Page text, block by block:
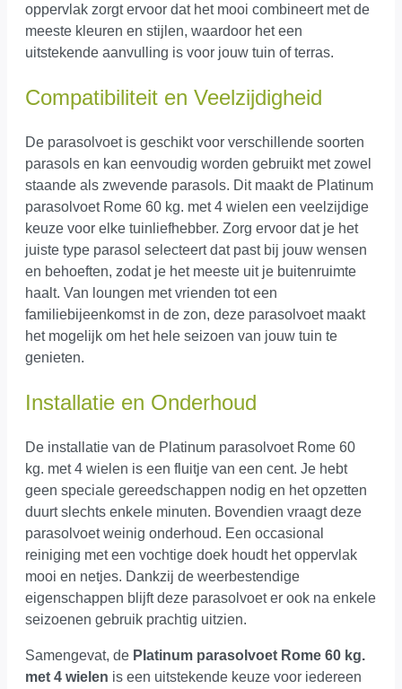
oppervlak zorgt ervoor dat het mooi combineert met de
meeste kleuren en stijlen, waardoor het een
uitstekende aanvulling is voor jouw tuin of terras.
Compatibiliteit en Veelzijdigheid
De parasolvoet is geschikt voor verschillende soorten
parasols en kan eenvoudig worden gebruikt met zowel
staande als zwevende parasols. Dit maakt de Platinum
parasolvoet Rome 60 kg. met 4 wielen een veelzijdige
keuze voor elke tuinliefhebber. Zorg ervoor dat je het
juiste type parasol selecteert dat past bij jouw wensen
en behoeften, zodat je het meeste uit je buitenruimte
haalt. Van loungen met vrienden tot een
familiebijeenkomst in de zon, deze parasolvoet maakt
het mogelijk om het hele seizoen van jouw tuin te
genieten.
Installatie en Onderhoud
De installatie van de Platinum parasolvoet Rome 60
kg. met 4 wielen is een fluitje van een cent. Je hebt
geen speciale gereedschappen nodig en het opzetten
duurt slechts enkele minuten. Bovendien vraagt deze
parasolvoet weinig onderhoud. Een occasional
reiniging met een vochtige doek houdt het oppervlak
mooi en netjes. Dankzij de weerbestendige
eigenschappen blijft deze parasolvoet er ook na enkele
seizoenen gebruik prachtig uitzien.
Samengevat, de Platinum parasolvoet Rome 60 kg.
met 4 wielen is een uitstekende keuze voor iedereen